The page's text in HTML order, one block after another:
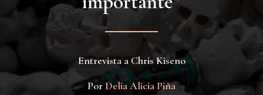
QUIÉN SOY
Entrevista a Chris Kiseno
PorDelia Alicia Piña